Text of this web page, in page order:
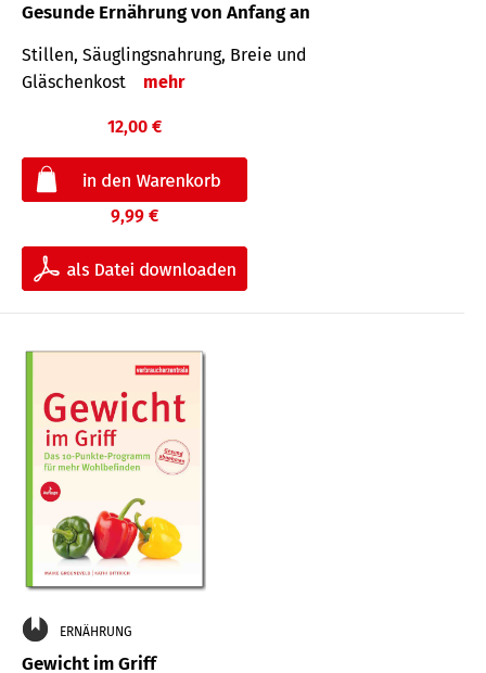
Gesunde Ernährung von Anfang an
Stillen, Säuglingsnahrung, Breie und
Gläschenkost
mehr
12,00 €
9,99 €
ERNÄHRUNG
Gewicht im Griff